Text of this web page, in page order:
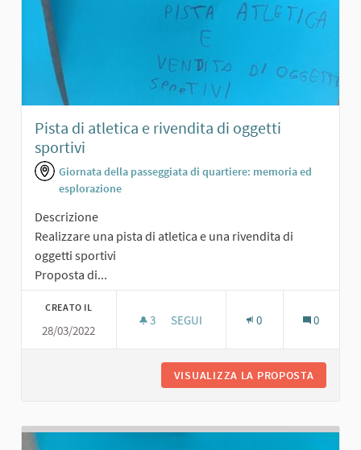
Pista di atletica e rivendita di oggetti
sportivi
Giornata della passeggiata di quartiere: memoria ed
esplorazione
Descrizione
Realizzare una pista di atletica e una rivendita di
oggetti sportivi
Proposta di...
CREATO IL
28/03/2022
3 3 SOSTENITORI
SEGUI 0 0
VISUALIZZA LA PROPOSTA